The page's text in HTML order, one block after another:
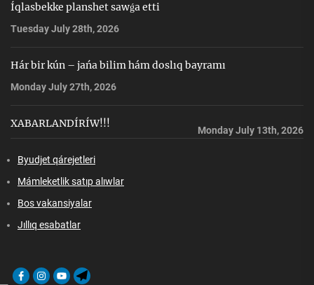
Íqlasbekke planshet sawǵa etti
Tuesday July 28th, 2026
Hár bir kún – jańa bilim hám doslıq bayramı
Monday July 27th, 2026
XABARLANDÍRÍW!!!
Monday July 13th, 2026
Byudjet qárejetleri
Mámleketlik satıp alıwlar
Bos vakansiyalar
Jıllıq esabatlar
FacebookInstagram
YoutubeTelegram